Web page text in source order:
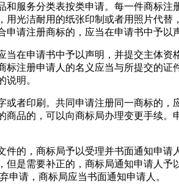
和服务分类表按类申请。每一件商标
用光洁耐用的纸张印制或者用照片代
请注册商标的，应当在申请书中予以
当在申请书中予以声明，并提交主体
标注册申请人的名义应当与所提交的
说明。
或者印刷。共同申请注册同一商标的
商品的，可以向商标局办理变更手续
件的，商标局予以受理并书面通知申
但是需要补正的，商标局通知申请人
申请，商标局应当书面通知申请人。